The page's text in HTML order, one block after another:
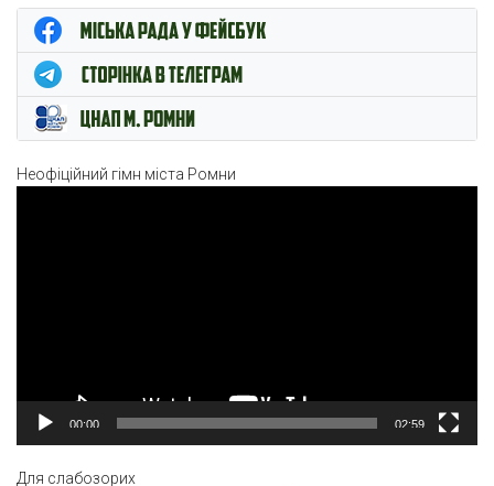
ЦНАП м. Ромни
Неофіційний гімн міста Ромни
00:00 02:59
Для слабозорих